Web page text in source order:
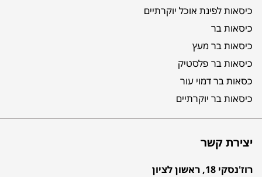
כיסאות לפינת אוכל יוקרתיים
כיסאות בר
כיסאות בר מעץ
כיסאות בר פלסטיק
כסאות בר דמוי עור
כיסאות בר יוקרתיים
יצירת קשר
רוז'נסקי 18, ראשון לציון